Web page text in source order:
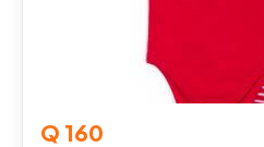
Q 160